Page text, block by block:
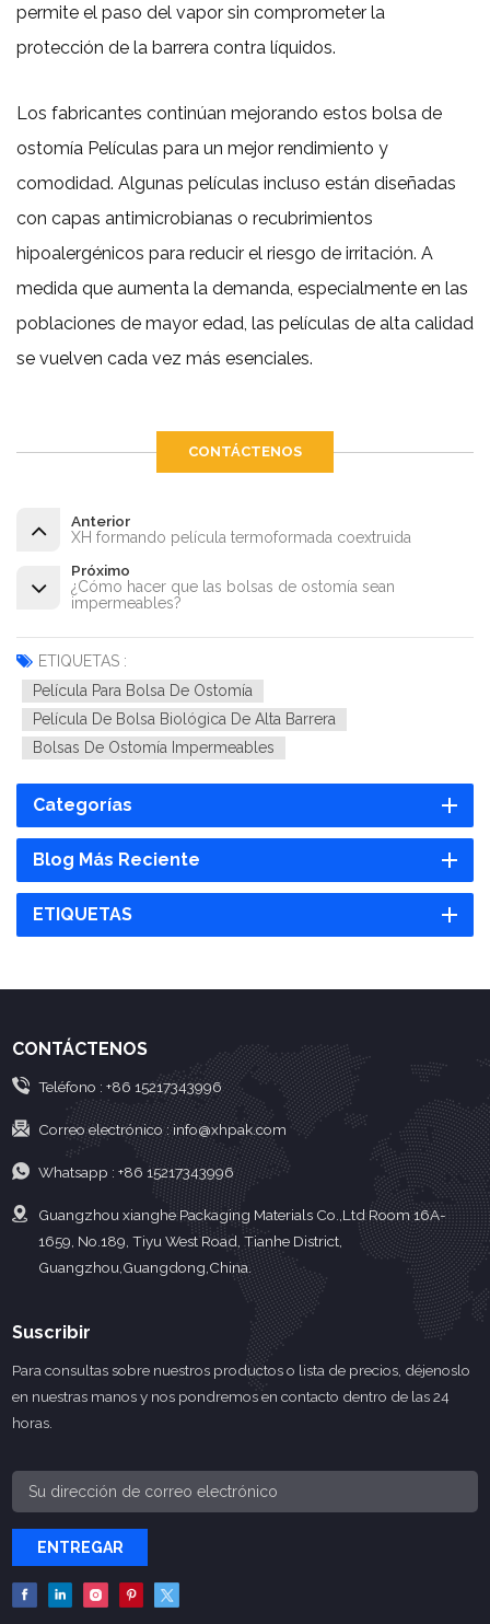
permite el paso del vapor sin comprometer la
protección de la barrera contra líquidos.
Los fabricantes continúan mejorando estos bolsa de
ostomía Películas para un mejor rendimiento y
comodidad. Algunas películas incluso están diseñadas
con capas antimicrobianas o recubrimientos
hipoalergénicos para reducir el riesgo de irritación. A
medida que aumenta la demanda, especialmente en las
poblaciones de mayor edad, las películas de alta calidad
se vuelven cada vez más esenciales.
CONTÁCTENOS
Anterior
XH formando película termoformada coextruida
Próximo
¿Cómo hacer que las bolsas de ostomía sean
impermeables?
ETIQUETAS :
Película Para Bolsa De Ostomía
Película De Bolsa Biológica De Alta Barrera
Bolsas De Ostomía Impermeables
Categorías
Blog Más Reciente
ETIQUETAS
CONTÁCTENOS
Teléfono : +86 15217343996
Correo electrónico :info@xhpak.com
Whatsapp : +86 15217343996
Guangzhou xianghe Packaging Materials Co.,Ltd Room 16A-
1659, No.189, Tiyu West Road, Tianhe District,
Guangzhou,Guangdong,China.
Suscribir
Para consultas sobre nuestros productos o lista de precios, déjenoslo
en nuestras manos y nos pondremos en contacto dentro de las 24
horas.
ENTREGAR